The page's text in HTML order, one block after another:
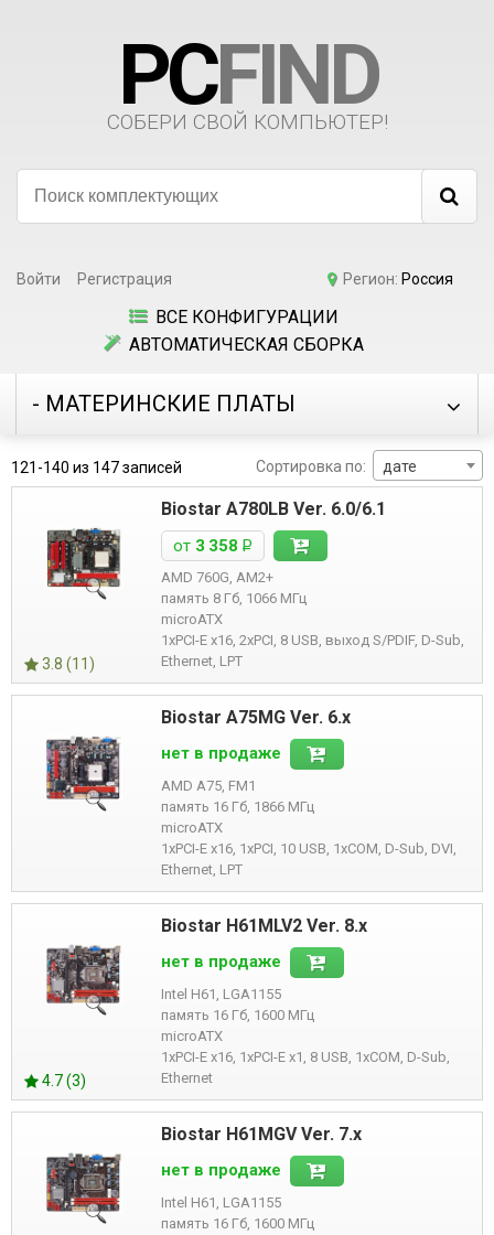
PCFIND
СОБЕРИ СВОЙ КОМПЬЮТЕР!
Войти Регистрация Регион: Россия
ВСЕ КОНФИГУРАЦИИ
АВТОМАТИЧЕСКАЯ СБОРКА
- МАТЕРИНСКИЕ ПЛАТЫ
Сортировка по: дате
121-140 из 147 записей
Biostar A780LB Ver. 6.0/6.1
от 3 358 Р
3.8 (11)
AMD 760G, AM2+
память 8 Гб, 1066 МГц
microATX
1xPCI-E x16, 2xPCI, 8 USB, выход S/PDIF, D-Sub,
Ethernet, LPT
Biostar A75MG Ver. 6.x
нет в продаже
AMD A75, FM1
память 16 Гб, 1866 МГц
microATX
1xPCI-E x16, 1xPCI, 10 USB, 1xCOM, D-Sub, DVI,
Ethernet, LPT
Biostar H61MLV2 Ver. 8.x
нет в продаже
4.7 (3)
Intel H61, LGA1155
память 16 Гб, 1600 МГц
microATX
1xPCI-E x16, 1xPCI-E x1, 8 USB, 1xCOM, D-Sub,
Ethernet
Biostar H61MGV Ver. 7.x
нет в продаже
Intel H61, LGA1155
память 16 Гб, 1600 МГц